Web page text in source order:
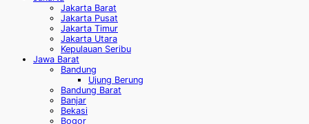
Jakarta Barat
Jakarta Pusat
Jakarta Timur
Jakarta Utara
Kepulauan Seribu
Jawa Barat
Bandung
Ujung Berung
Bandung Barat
Banjar
Bekasi
Bogor